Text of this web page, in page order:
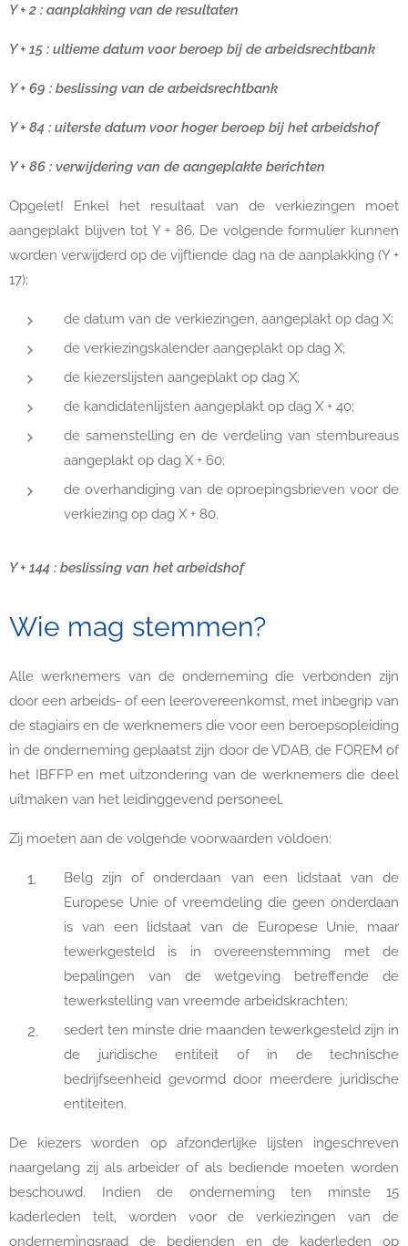
Y + 2 : aanplakking van de resultaten
Y + 15 : ultieme datum voor beroep bij de arbeidsrechtbank
Y + 69 : beslissing van de arbeidsrechtbank
Y + 84 : uiterste datum voor hoger beroep bij het arbeidshof
Y + 86 : verwijdering van de aangeplakte berichten
Opgelet! Enkel het resultaat van de verkiezingen moet
aangeplakt blijven tot Y + 86. De volgende formulier kunnen
worden verwijderd op de vijftiende dag na de aanplakking (Y +
17):
de datum van de verkiezingen, aangeplakt op dag X;
de verkiezingskalender aangeplakt op dag X;
de kiezerslijsten aangeplakt op dag X;
de kandidatenlijsten aangeplakt op dag X + 40;
de samenstelling en de verdeling van stembureaus
aangeplakt op dag X + 60;
de overhandiging van de oproepingsbrieven voor de
verkiezing op dag X + 80.
Y + 144 : beslissing van het arbeidshof
Wie mag stemmen?
Alle werknemers van de onderneming die verbonden zijn
door een arbeids- of een leerovereenkomst, met inbegrip van
de stagiairs en de werknemers die voor een beroepsopleiding
in de onderneming geplaatst zijn door de VDAB, de FOREM of
het IBFFP en met uitzondering van de werknemers die deel
uitmaken van het leidinggevend personeel.
Zij moeten aan de volgende voorwaarden voldoen:
Belg zijn of onderdaan van een lidstaat van de
Europese Unie of vreemdeling die geen onderdaan
is van een lidstaat van de Europese Unie, maar
tewerkgesteld is in overeenstemming met de
bepalingen van de wetgeving betreffende de
tewerkstelling van vreemde arbeidskrachten;
sedert ten minste drie maanden tewerkgesteld zijn in
de juridische entiteit of in de technische
bedrijfseenheid gevormd door meerdere juridische
entiteiten.
De kiezers worden op afzonderlijke lijsten ingeschreven
naargelang zij als arbeider of als bediende moeten worden
beschouwd. Indien de onderneming ten minste 15
kaderleden telt, worden voor de verkiezingen van de
ondernemingsraad de bedienden en de kaderleden op